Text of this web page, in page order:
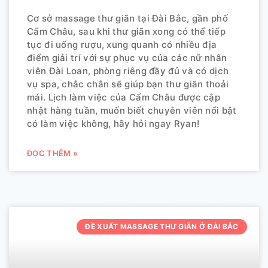
Cơ sở massage thư giãn tại Đài Bắc, gần phố
Cẩm Châu, sau khi thư giãn xong có thể tiếp
tục đi uống rượu, xung quanh có nhiều địa
điểm giải trí với sự phục vụ của các nữ nhân
viên Đài Loan, phòng riêng đầy đủ và có dịch
vụ spa, chắc chắn sẽ giúp bạn thư giãn thoải
mái. Lịch làm việc của Cẩm Châu được cập
nhật hàng tuần, muốn biết chuyên viên nổi bật
có làm việc không, hãy hỏi ngay Ryan!
ĐỌC THÊM »
ĐỀ XUẤT MASSAGE THƯ GIÃN Ở ĐÀI BẮC